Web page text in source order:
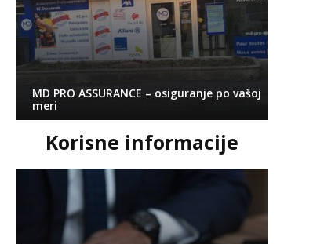
MD PRO ASSURANCE – osiguranje po vašoj
meri
Korisne informacije